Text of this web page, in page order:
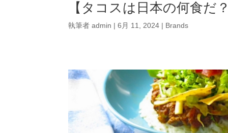
【タコスは日本の何食だ
執筆者admin |6月 11, 2024 | Brands